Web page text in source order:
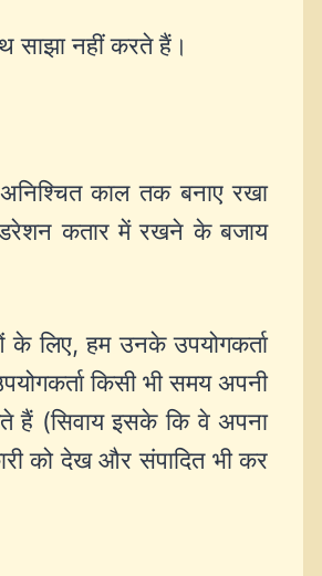
साझा नहीं करते हैं।
काल तक बनाए रखा
कतार में रखने के बजाय
के लिए, हम उनके उपयोगकर्ता
किसी भी समय अपनी
हैं (सिवाय इसके कि वे अपना
को देख और संपादित भी कर